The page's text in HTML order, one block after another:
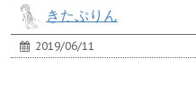
きたぷりん
2019/06/11